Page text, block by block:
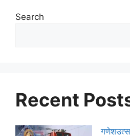
Search
Recent